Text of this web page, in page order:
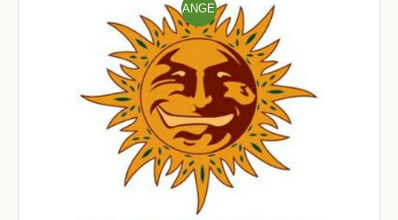
ANGE
BOT!